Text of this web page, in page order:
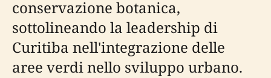
conservazione botanica,
sottolineando la leadership di
Curitiba nell'integrazione delle
aree verdi nello sviluppo urbano.